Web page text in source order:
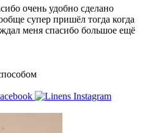
очень удобно сделано
супер пришёл тогда когда
меня спасибо большое ещё